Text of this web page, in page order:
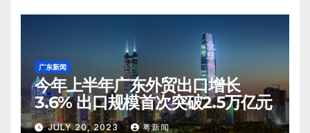
广东新闻
今年上半年广东外贸出口增长
3.6% 出口规模首次突破2.5万亿元
JULY 20, 2023 粤新闻